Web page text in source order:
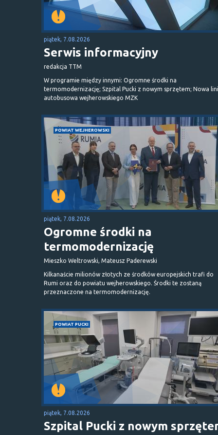
piątek, 7.08.2026
Serwis informacyjny
redakcja TTM
W programie między innymi: Ogromne środki na
termomodernizację; Szpital Pucki z nowym sprzętem; Nowa
autobusowa wejherowskiego MZK
POWIAT WEJHEROWSKI
piątek, 7.08.2026
Ogromne środki na
termomodernizację
Mieszko Weltrowski, Mateusz Paderewski
Kilkanaście milionów złotych ze środków europejskich trafi do
Rumi oraz do powiatu wejherowskiego. Środki te zostaną
przeznaczone na termomodernizację.
POWIAT PUCKI
piątek, 7.08.2026
Szpital Pucki z nowym